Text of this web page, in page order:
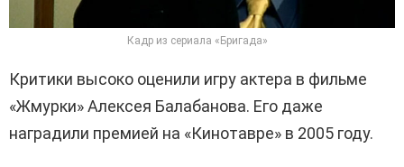
Кадр из сериала «Бригада»
Критики высоко оценили игру актера в фильме
«Жмурки» Алексея Балабанова. Его даже
наградили премией на «Кинотавре» в 2005 году.